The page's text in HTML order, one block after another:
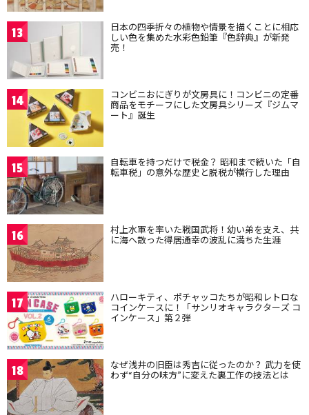
13 日本の四季折々の植物や情景を描くことに相応
しい色を集めた水彩色鉛筆『色辞典』が新発
売！
14 コンビニおにぎりが文房具に！コンビニの定番
商品をモチーフにした文房具シリーズ『ジムマ
ート』誕生
15 自転車を持つだけで税金？ 昭和まで続いた「自
転車税」の意外な歴史と脱税が横行した理由
16 村上水軍を率いた戦国武将！幼い弟を支え、共
に海へ散った得居通幸の波乱に満ちた生涯
17 ハローキティ、ポチャッコたちが昭和レトロな
コインケースに！「サンリオキャラクターズ コ
インケース」第２弾
18 なぜ浅井の旧臣は秀吉に従ったのか？ 武力を使
わず“自分の味方”に変えた裏工作の技法とは